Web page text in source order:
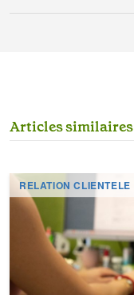
Articlessimilaires
RELATION CLIENTELE